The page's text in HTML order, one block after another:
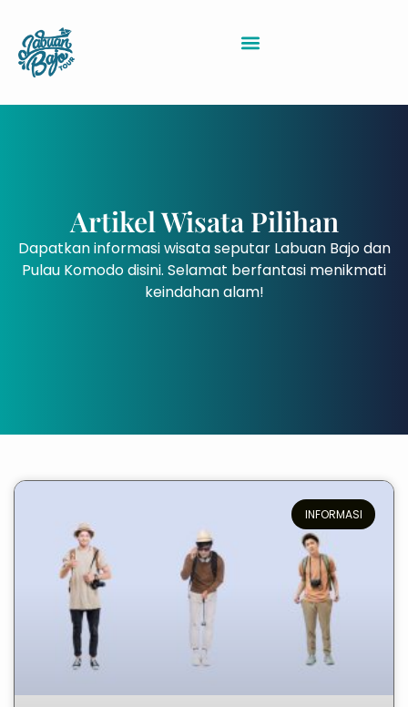
Artikel Wisata Pilihan
Dapatkan informasi wisata seputar Labuan Bajo dan
Pulau Komodo disini. Selamat berfantasi menikmati
keindahan alam!
INFORMASI